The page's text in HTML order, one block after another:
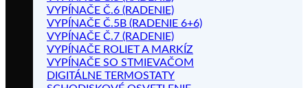
VYPÍNAČE Č.6 (RADENIE)
VYPÍNAČE Č.5B (RADENIE 6+6)
VYPÍNAČE Č.7 (RADENIE)
VYPÍNAČE ROLIET A MARKÍZ
VYPÍNAČE SO STMIEVAČOM
DIGITÁLNE TERMOSTATY